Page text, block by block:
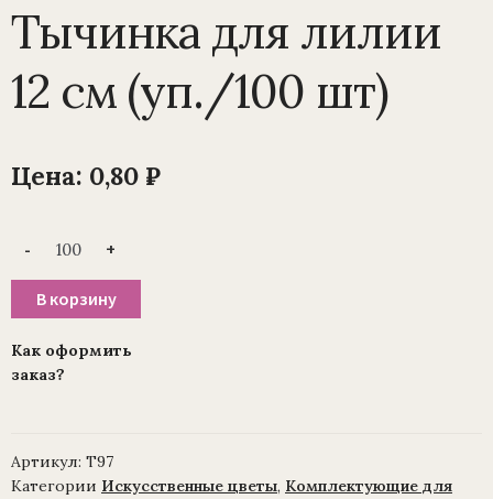
Тычинка для лилии
12 см (уп./100 шт)
Цена: 0,80 ₽
-
товара
для
лилии
12
см
(уп./100
шт)
+
В корзину
Как оформить
заказ?
Артикул: Т97
Категории Искусственные цветы, Комплектующие для